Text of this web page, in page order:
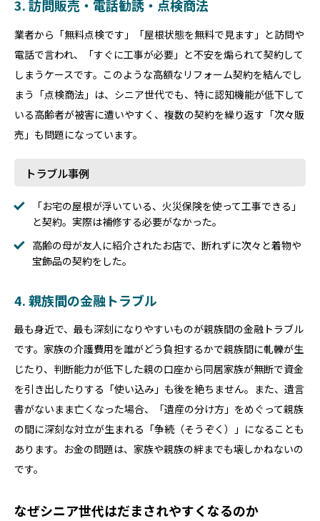
3. 訪問販売・電話勧誘・点検商法
業者から「無料点検です」「屋根状態を無料で見ます」と訪問や
電話で言われ、「すぐに工事が必要」と不安を煽られて契約して
しまうケースです。このような高額なリフォーム契約を結んでし
まう「点検商法」は、シニア世代でも、特に認知機能が低下して
いる高齢者が被害に遭いやすく、複数の契約を繰り返す「次々販
売」も問題になっています。
トラブル事例
「お宅の屋根が浮いている、火災保険を使って工事できる」
と契約。実際は補修する必要がなかった。
高齢の母が友人に紹介されたお店で、断れずに次々と着物や
宝飾品の契約をした。
4. 親族間の金融トラブル
最も身近で、最も深刻になりやすいものが親族間の金融トラブル
です。家族の介護費用を誰がどう負担するかで親族間に軋轢が生
じたり、判断能力が低下した親の口座から同居家族が無断で資金
を引き出したりする「使い込み」も後を絶ちません。また、遺言
書がないまま亡くなった場合、「遺産の分け方」をめぐって親族
の間に深刻な対立が生まれる「争続（そうぞく）」になることも
あります。お金の問題は、家族や親族の絆までも壊しかねないの
です。
なぜシニア世代はだまされやすくなるのか